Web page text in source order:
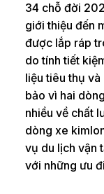
34 chỗ đời
giới thiệu đến
được lắp ráp
do tính tiết
liệu tiêu thụ
bảo vì hai
nhiều về chất
dòng xe
vụ du lịch vận
với những ưu